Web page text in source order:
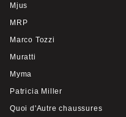
Mjus
MRP
Marco Tozzi
Muratti
Myma
Patricia Miller
Quoi d'Autre chaussures